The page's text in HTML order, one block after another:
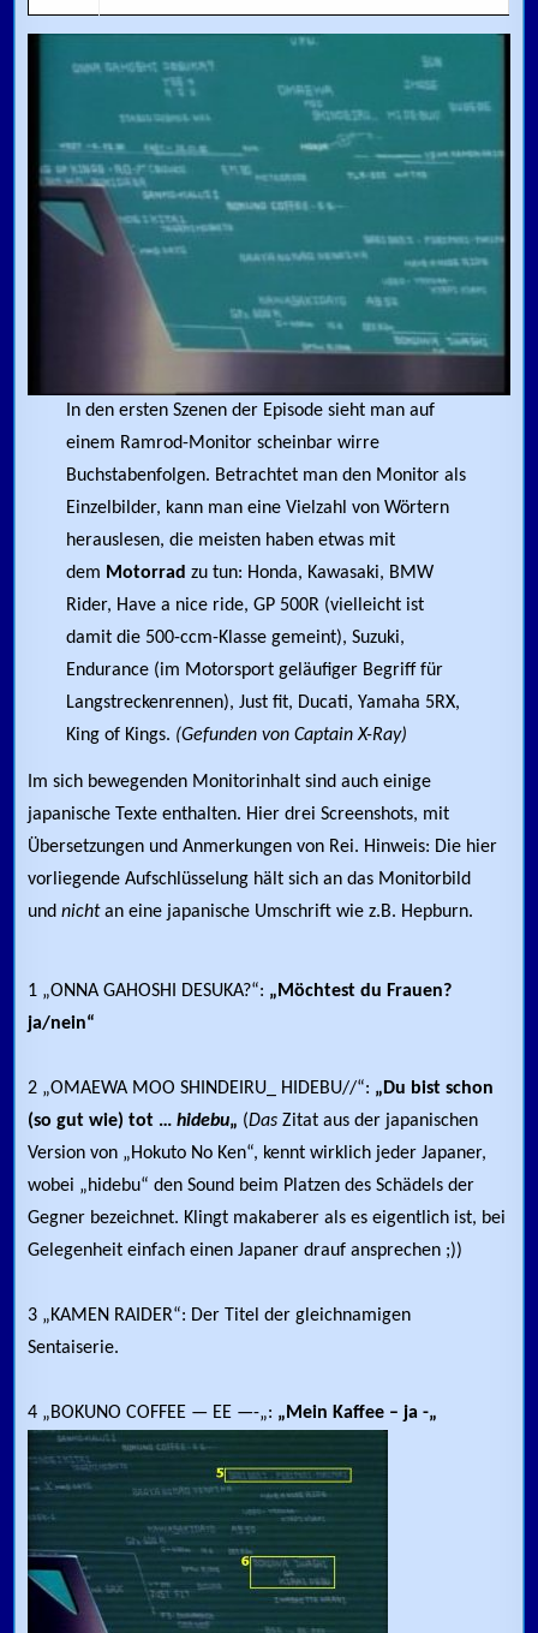
In den ersten Szenen der Episode sieht man auf
einem Ramrod-Monitor scheinbar wirre
Buchstabenfolgen. Betrachtet man den Monitor als
Einzelbilder, kann man eine Vielzahl von Wörtern
herauslesen, die meisten haben etwas mit
dem Motorrad zu tun: Honda, Kawasaki, BMW
Rider, Have a nice ride, GP 500R (vielleicht ist
damit die 500-ccm-Klasse gemeint), Suzuki,
Endurance (im Motorsport geläufiger Begriff für
Langstreckenrennen), Just fit, Ducati, Yamaha 5RX,
King of Kings. (Gefunden von Captain X-Ray)
Im sich bewegenden Monitorinhalt sind auch einige
japanische Texte enthalten. Hier drei Screenshots, mit
Übersetzungen und Anmerkungen von Rei. Hinweis: Die hier
vorliegende Aufschlüsselung hält sich an das Monitorbild
undnichtan eine japanische Umschrift wie z.B. Hepburn.
1 „ONNA GAHOSHI DESUKA?“: „Möchtest du Frauen?
ja/nein“
2 „OMAEWA MOO SHINDEIRU_ HIDEBU//“: „Du bist schon
(so gut wie) tot …hidebu„ (Das Zitat aus der japanischen
Version von „Hokuto No Ken“, kennt wirklich jeder Japaner,
wobei „hidebu“ den Sound beim Platzen des Schädels der
Gegner bezeichnet. Klingt makaberer als es eigentlich ist, bei
Gelegenheit einfach einen Japaner drauf ansprechen ;))
3 „KAMEN RAIDER“: Der Titel der gleichnamigen
Sentaiserie.
4 „BOKUNO COFFEE — EE —-„: „Mein Kaffee – ja -„